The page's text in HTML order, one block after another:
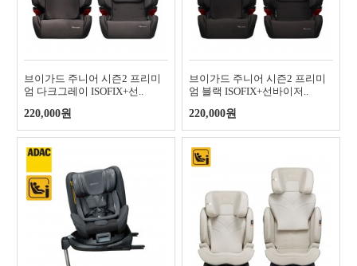
브이가드 주니어 시즌2 프리미
엄 다크그레이 ISOFIX+선..
220,000원
브이가드 주니어 시즌2 프리미
엄 블랙 ISOFIX+선바이저..
220,000원